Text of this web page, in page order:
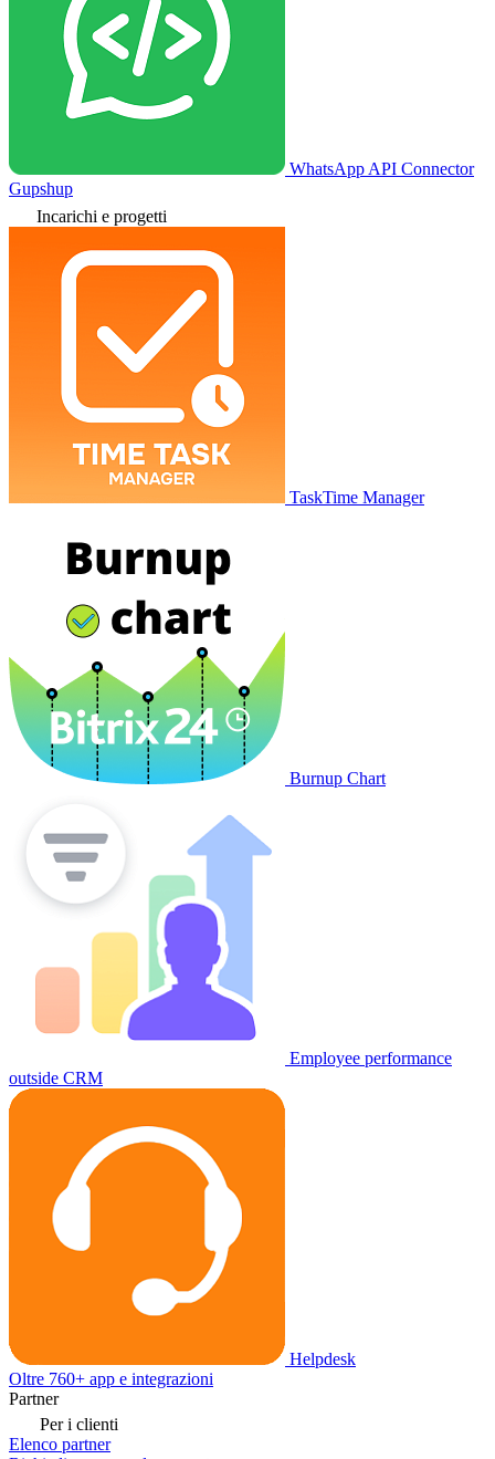
WhatsApp API Connector
Gupshup
Incarichi e progetti
TaskTime Manager
Burnup Chart
Employee performance
outside CRM
Helpdesk
Oltre 760+ app e integrazioni
Partner
Per i clienti
Elenco partner